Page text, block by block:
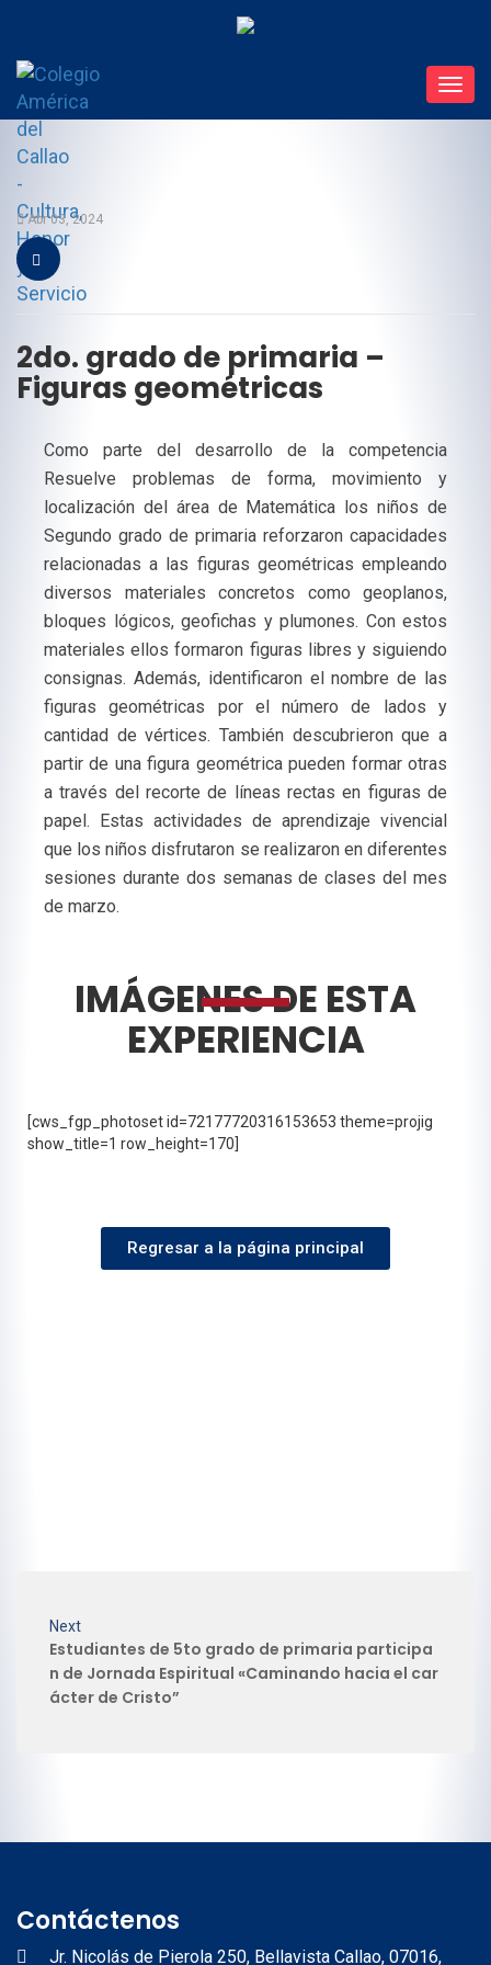
Abr 03, 2024
2do. grado de primaria –
Figuras geométricas
Como parte del desarrollo de la competencia
Resuelve problemas de forma, movimiento y
localización del área de Matemática los niños de
Segundo grado de primaria reforzaron capacidades
relacionadas a las figuras geométricas empleando
diversos materiales concretos como geoplanos,
bloques lógicos, geofichas y plumones. Con estos
materiales ellos formaron figuras libres y siguiendo
consignas. Además, identificaron el nombre de las
figuras geométricas por el número de lados y
cantidad de vértices. También descubrieron que a
partir de una figura geométrica pueden formar otras
a través del recorte de líneas rectas en figuras de
papel. Estas actividades de aprendizaje vivencial
que los niños disfrutaron se realizaron en diferentes
sesiones durante dos semanas de clases del mes
de marzo.
IMÁGENES DE ESTA
EXPERIENCIA
[cws_fgp_photoset id=72177720316153653 theme=projig
show_title=1 row_height=170]
Regresar a la página principal
Next
Estudiantes de 5to grado de primaria participa
n de Jornada Espiritual «Caminando hacia el car
ácter de Cristo”
Contáctenos
Jr. Nicolás de Pierola 250, Bellavista Callao, 07016,